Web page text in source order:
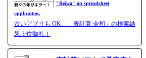
"Reiwa" on spreadsheet
applicaiton.
古いアプリも OK。「表計算 令和」の検索結
果上位御礼！